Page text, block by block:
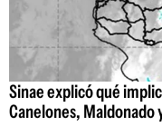
Sinae explicó qué
Canelones, Maldonado